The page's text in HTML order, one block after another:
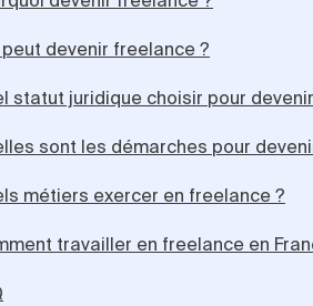
peut devenir freelance ?
statut juridique choisir pour
sont les démarches pour
métiers exercer en freelance ?
travailler en freelance en